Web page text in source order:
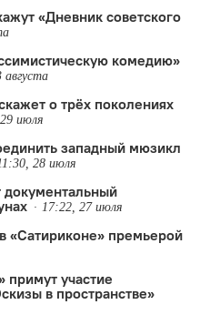
«Дневник советского
комедию»
августа
о трёх поколениях
июля
западный мюзикл
28 июля
документальный
17:22, 27 июля
«Сатириконе» премьерой
участие
в пространстве»